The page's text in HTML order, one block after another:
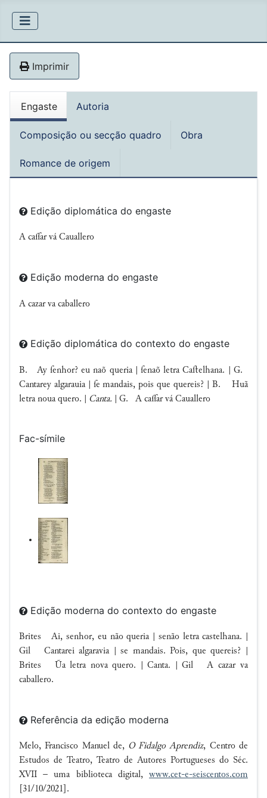
Imprimir
Engaste Autoria
Composição ou secção quadro Obra
Romance de origem
Edição diplomática do engaste
A caar vá Cauallero
Edição moderna do engaste
A cazar va caballero
Edição diplomática do contexto do engaste
B. Ay ſenhor? eu naõ queria | ſenaõ letra Caﬅelhana. | G.
Cantarey algarauia | ſe mandais, pois que quereis? | B. Huã
letra noua quero. | Canta. | G. A caar vá Cauallero
Fac-símile
Edição moderna do contexto do engaste
Brites Ai, senhor, eu não queria | senão letra castelhana. |
Gil Cantarei algaravia | se mandais. Pois, que quereis? |
Brites Ũa letra nova quero. | Canta. | Gil A cazar va
caballero.
Referência da edição moderna
Melo, Francisco Manuel de, O Fidalgo Aprendiz, Centro de
Estudos de Teatro, Teatro de Autores Portugueses do Séc.
XVII – uma biblioteca digital, www.cet-e-seiscentos.com
[31/10/2021].